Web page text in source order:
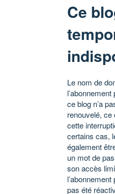
Ce
Le nom de
ce blog n’a
renouvelé, ce
cette
certains cas,
également
un mot de
son accès
l’abonnement
pas été